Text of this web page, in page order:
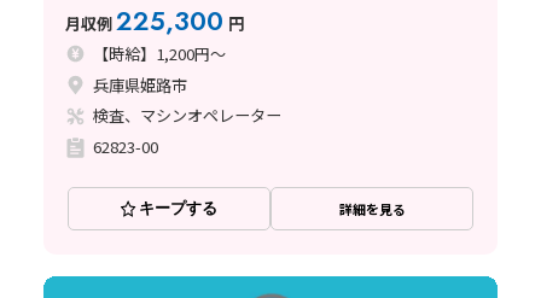
月収例225,300 円
【時給】1,200円～
兵庫県姫路市
検査、マシンオペレーター
62823-00
キープする 詳細を見る